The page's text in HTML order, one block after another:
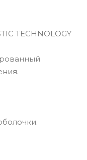
TECHNOLOGY